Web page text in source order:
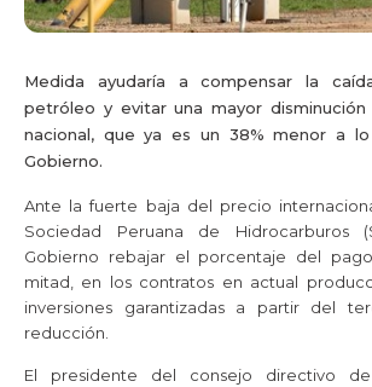
Medida ayudaría a compensar la
petróleo y evitar una mayor
nacional, que ya es un 38% menor a
Gobierno.
Ante la fuerte baja del precio
Sociedad Peruana de Hidrocarburos (
Gobierno rebajar el porcentaje del
mitad, en los contratos en actual
inversiones garantizadas a partir del
reducción.
El presidente del consejo directivo